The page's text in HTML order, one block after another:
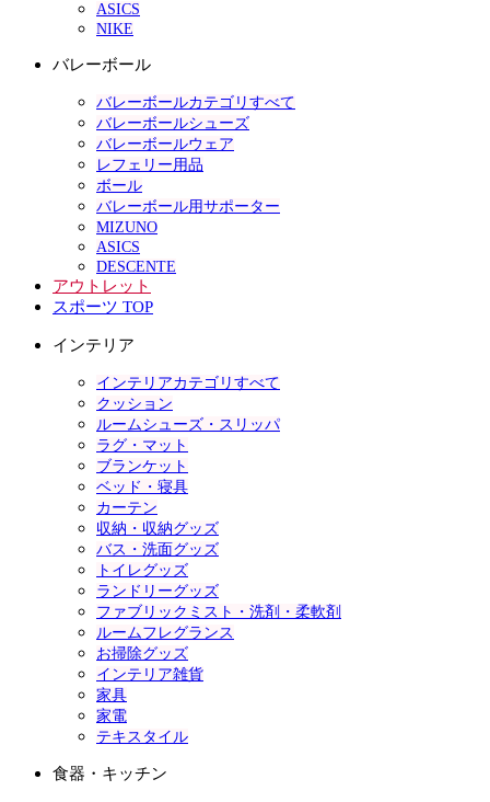
ASICS
NIKE
バレーボール
バレーボールカテゴリすべて
バレーボールシューズ
バレーボールウェア
レフェリー用品
ボール
バレーボール用サポーター
MIZUNO
ASICS
DESCENTE
アウトレット
スポーツ TOP
インテリア
インテリアカテゴリすべて
クッション
ルームシューズ・スリッパ
ラグ・マット
ブランケット
ベッド・寝具
カーテン
収納・収納グッズ
バス・洗面グッズ
トイレグッズ
ランドリーグッズ
ファブリックミスト・洗剤・柔軟剤
ルームフレグランス
お掃除グッズ
インテリア雑貨
家具
家電
テキスタイル
食器・キッチン